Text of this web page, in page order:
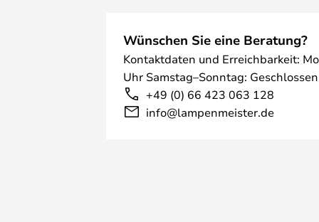
Wünschen Sie eine Beratung?
Kontaktdaten und Erreichbarkeit:
Uhr Samstag–Sonntag: Geschlossen
+49 (0) 66 423 063 128
info@lampenmeister.de